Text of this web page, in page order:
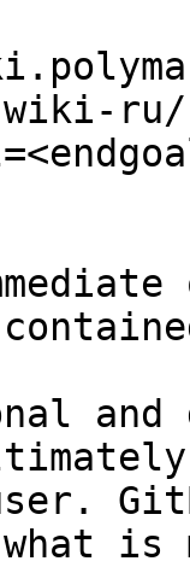
ru/
and
what